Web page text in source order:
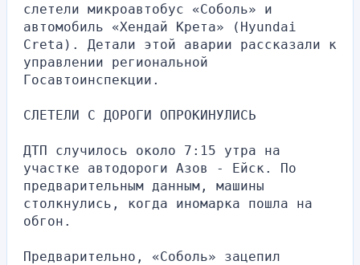
слетели микроавтобус «Соболь» и
автомобиль «Хендай Крета» (Hyundai
Creta). Детали этой аварии рассказали к
управлении региональной
Госавтоинспекции.
СЛЕТЕЛИ С ДОРОГИ ОПРОКИНУЛИСЬ
ДТП случилось около 7:15 утра на
участке автодороги Азов - Ейск. По
предварительным данным, машины
столкнулись, когда иномарка пошла на
обгон.
Предварительно, «Соболь» зацепил